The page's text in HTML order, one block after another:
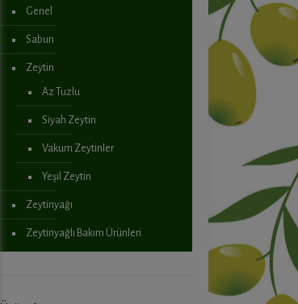
Genel
Sabun
Zeytin
Az Tuzlu
Siyah Zeytin
Vakum Zeytinler
Yeşil Zeytin
Zeytinyağı
Zeytinyağlı Bakım Ürünleri